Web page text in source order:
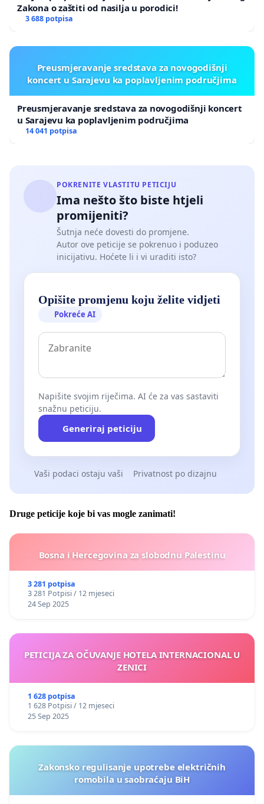
Zakona o zaštiti od nasilja u porodici!
3 688 potpisa
Preusmjeravanje sredstava za novogodišnji
koncert u Sarajevu ka poplavljenim područjima
Preusmjeravanje sredstava za novogodišnji koncert
u Sarajevu ka poplavljenim područjima
14 041 potpisa
POKRENITE VLASTITU PETICIJU
Ima nešto što biste htjeli
promijeniti?
Šutnja neće dovesti do promjene.
Autor ove peticije se pokrenuo i poduzeo
inicijativu. Hoćete li i vi uraditi isto?
Opišite promjenu koju želite vidjeti
Pokreće AI
Napišite svojim riječima. AI će za vas sastaviti
snažnu peticiju.
Generiraj peticiju
Vaši podaci ostaju vaši Privatnost po dizajnu
Druge peticije koje bi vas mogle zanimati!
Bosna i Hercegovina za slobodnu Palestinu
3 281 potpisa
3 281 Potpisi / 12 mjeseci
24 Sep 2025
PETICIJA ZA OČUVANJE HOTELA INTERNACIONAL U
ZENICI
1 628 potpisa
1 628 Potpisi / 12 mjeseci
25 Sep 2025
Zakonsko regulisanje upotrebe električnih
romobila u saobraćaju BiH